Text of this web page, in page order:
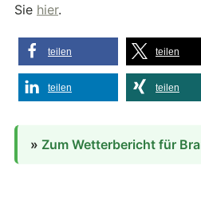
Sie hier.
teilen teilen
teilen teilen
» Zum Wetterbericht für